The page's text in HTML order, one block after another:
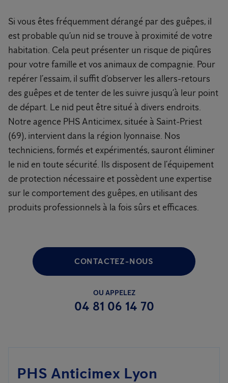
Si vous êtes fréquemment dérangé par des guêpes, il
est probable qu’un nid se trouve à proximité de votre
habitation. Cela peut présenter un risque de piqûres
pour votre famille et vos animaux de compagnie. Pour
repérer l’essaim, il suffit d’observer les allers-retours
des guêpes et de tenter de les suivre jusqu’à leur point
de départ. Le nid peut être situé à divers endroits.
Notre agence PHS Anticimex, située à Saint-Priest
(69), intervient dans la région lyonnaise. Nos
techniciens, formés et expérimentés, sauront éliminer
le nid en toute sécurité. Ils disposent de l’équipement
de protection nécessaire et possèdent une expertise
sur le comportement des guêpes, en utilisant des
produits professionnels à la fois sûrs et efficaces.
CONTACTEZ-NOUS
OU APPELEZ
04 81 06 14 70
PHS Anticimex Lyon